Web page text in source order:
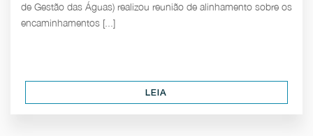
de Gestão das Águas) realizou reunião de alinhamento sobre os
encaminhamentos [...]
LEIA